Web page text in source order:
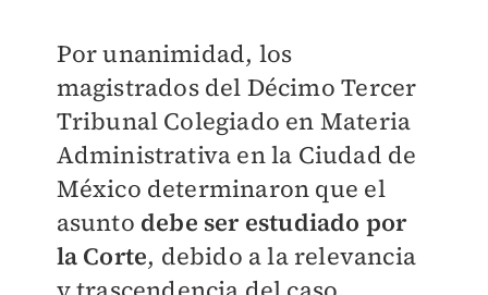
Por unanimidad, los
magistrados del Décimo Tercer
Tribunal Colegiado en Materia
Administrativa en la Ciudad de
México determinaron que el
asunto debe ser estudiado por
la Corte, debido a la relevancia